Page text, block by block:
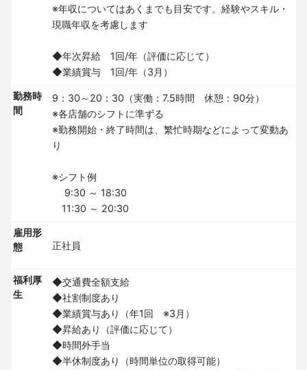
※年収についてはあくまでも目安です。経験やスキル・
現職年収を考慮します
◆年次昇給 1回/年（評価に応じて）
◆業績賞与 1回/年（3月）
勤務時
間
9：30～20：30（実働：7.5時間 休憩：90分）
※各店舗のシフトに準ずる
※勤務開始・終了時間は、繁忙時期などによって変動あ
り
※シフト例
9:30 ～ 18:30
11:30 ～ 20:30
雇用形
態
正社員
福利厚
生
◆交通費全額支給
◆社割制度あり
◆業績賞与あり（年1回 ※3月）
◆昇給あり（評価に応じて）
◆時間外手当
◆半休制度あり（時間単位の取得可能）